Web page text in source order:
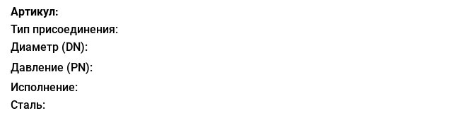
Артикул:
Тип присоединения:
Диаметр (DN):
Давление (PN):
Исполнение:
Сталь: